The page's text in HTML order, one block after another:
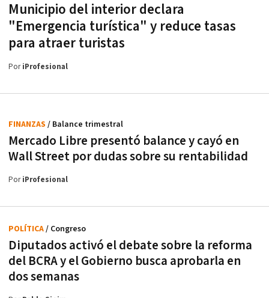
Municipio del interior declara
"Emergencia turística" y reduce tasas
para atraer turistas
PoriProfesional
Mercado Libre presentó balance y cayó en
Wall Street por dudas sobre su rentabilidad
FINANZAS / Balance trimestral
PoriProfesional
Diputados activó el debate sobre la reforma
del BCRA y el Gobierno busca aprobarla en
dos semanas
POLÍTICA/ Congreso